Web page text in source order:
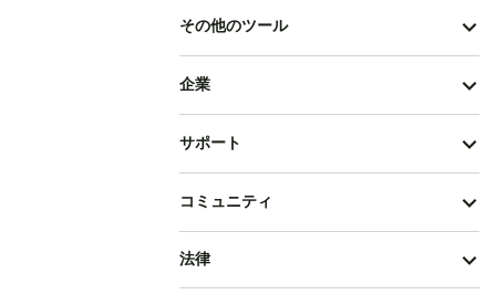
その他のツール
企業
サポート
コミュニティ
法律